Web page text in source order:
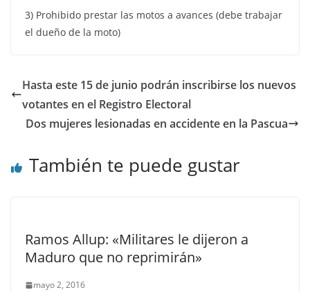
3) Prohibido prestar las motos a avances (debe trabajar
el dueño de la moto)
Hasta este 15 de junio podrán inscribirse los nuevos
votantes en el Registro Electoral
Dos mujeres lesionadas en accidente en la Pascua
También te puede gustar
Ramos Allup: «Militares le dijeron a
Maduro que no reprimirán»
mayo 2, 2016